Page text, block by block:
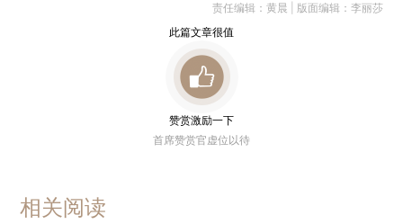
责任编辑：黄晨 | 版面编辑：李丽莎
此篇文章很值
赞赏激励一下
首席赞赏官虚位以待
相关阅读